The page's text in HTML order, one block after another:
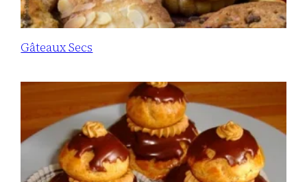
Gâteaux Secs